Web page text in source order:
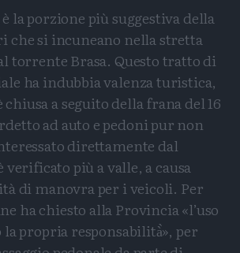
la porzione più suggestiva della
che si incuneano nella stretta
torrente Brasa. Questo tratto di
ha indubbia valenza turistica,
a seguito della frana del 16
ad auto e pedoni pur non
direttamente dal
verificato più a valle, a causa
di manovra per i veicoli. Per
ha chiesto alla Provincia «l’uso
la propria responsabilità̀», per